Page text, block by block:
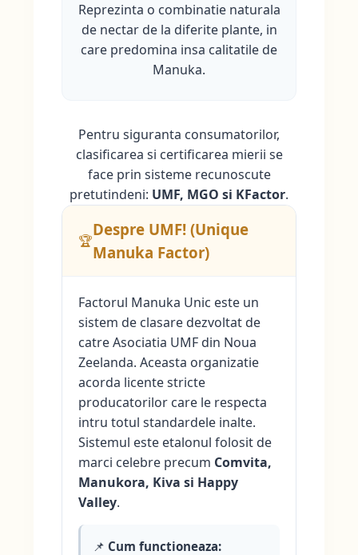
Reprezinta o combinatie naturala
de nectar de la diferite plante, in
care predomina insa calitatile de
Manuka.
Pentru siguranta consumatorilor,
clasificarea si certificarea mierii se
face prin sisteme recunoscute
pretutindeni: UMF, MGO si KFactor.
🏆
Despre UMF! (Unique
Manuka Factor)
Factorul Manuka Unic este un
sistem de clasare dezvoltat de
catre Asociatia UMF din Noua
Zeelanda. Aceasta organizatie
acorda licente stricte
producatorilor care le respecta
intru totul standardele inalte.
Sistemul este etalonul folosit de
marci celebre precum Comvita,
Manukora, Kiva si Happy
Valley.
📌 Cum functioneaza: